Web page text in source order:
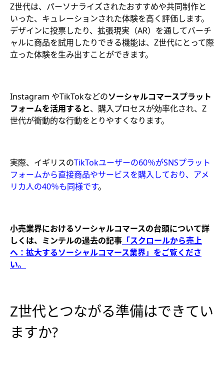
Z世代は、パーソナライズされたおすすめや共同制作と
いった、キュレーションされた体験を高く評価します。
デザインに投票したり、拡張現実（AR）を通してバーチ
ャルに商品を試用したりできる機能は、Z世代にとって際
立った体験を生み出すことができます。
Instagram やTikTokなどのソーシャルコマースプラット
フォームを活用すると、購入プロセスが効率化され、Z
世代が衝動的な行動をとりやすくなります。
実際、イギリスのTikTokユーザーの60％がSNSプラット
フォームから直接商品やサービスを購入しており、 アメ
リカ人の40％も同様です。
小売業界におけるソーシャルコマースの台頭について詳
しくは、ミンテルの過去の記事 「スクロールから売上
へ：拡大するソーシャルコマース業界」をご覧くださ
い。
Z世代とつながる準備はできてい
ますか?